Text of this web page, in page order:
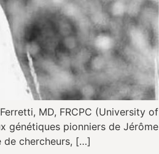
MD, FRCPC (University of
génétiques pionniers de Jérôme
de chercheurs, […]